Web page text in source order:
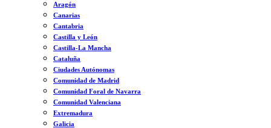
Aragón
Canarias
Cantabria
Castilla y León
Castilla-La Mancha
Cataluña
Ciudades Autónomas
Comunidad de Madrid
Comunidad Foral de Navarra
Comunidad Valenciana
Extremadura
Galicia